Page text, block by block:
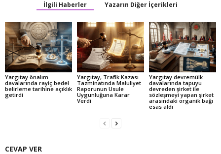
İlgili Haberler Yazarın Diğer İçerikleri
Yargıtay önalım
davalarında rayiç bedel
belirleme tarihine açıklık
getirdi
Yargıtay, Trafik Kazası
Tazminatında Maluliyet
Raporunun Usule
Uygunluğuna Karar
Verdi
Yargıtay devremülk
davalarında tapuyu
devreden şirket ile
sözleşmeyi yapan şirket
arasındaki organik bağı
esas aldı
CEVAP VER